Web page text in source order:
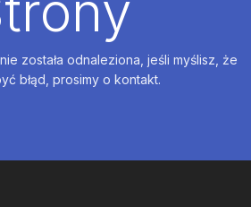
została odnaleziona, jeśli myślisz, że
błąd, prosimy o kontakt.